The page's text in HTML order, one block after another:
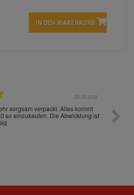
IN DEN WARENKORB
15.05.2026
und im Guten Zustand geliefert